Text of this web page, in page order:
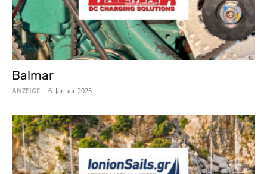
Balmar
ANZEIGE - 6. Januar 2025